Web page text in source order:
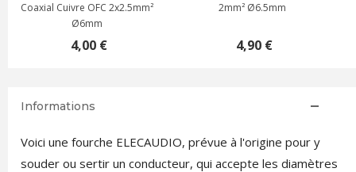
2mm² Ø6.5mm
4,90 €
4mm² Ø3.6mm
8,00 €
Informations
Voici une fourche ELECAUDIO, prévue à l'origine pour y
souder ou sertir un conducteur, qui accepte les diamètres